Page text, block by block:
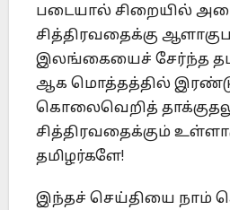
படையால் சிறையில்
சித்திரவதைக்கு
இலங்கையைச் சேர்ந்த
ஆக மொத்தத்தில் இரண்டு
கொலைவெறித்
சித்திரவதைக்கும்
தமிழர்களே!
இந்தச் செய்தியை நாம்